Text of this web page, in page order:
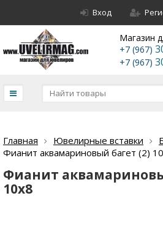
Вход
Магазин
+7 (967)
+7 (967)
Главная Ювелирные вставки
Фианит аквамариновый багет (2)
Фианит
10х8